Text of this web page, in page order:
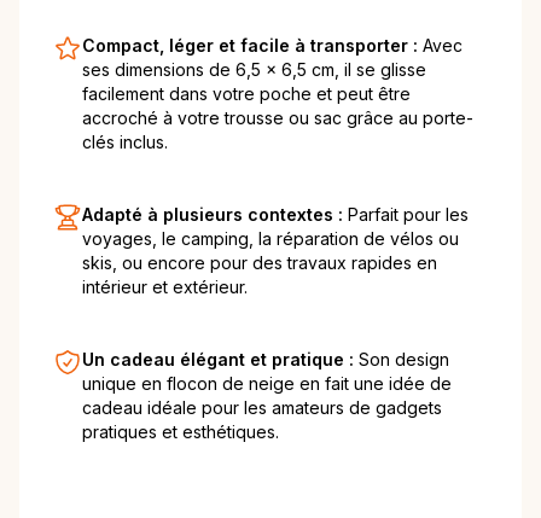
Compact, léger et facile à transporter : Avec
ses dimensions de 6,5 x 6,5 cm, il se glisse
facilement dans votre poche et peut être
accroché à votre trousse ou sac grâce au porte-
clés inclus.
Adapté à plusieurs contextes : Parfait pour les
voyages, le camping, la réparation de vélos ou
skis, ou encore pour des travaux rapides en
intérieur et extérieur.
Un cadeau élégant et pratique : Son design
unique en flocon de neige en fait une idée de
cadeau idéale pour les amateurs de gadgets
pratiques et esthétiques.